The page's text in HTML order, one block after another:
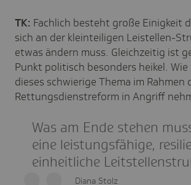
TK: Fachlich besteht große Einigkeit
sich an der kleinteiligen Leistellen-
etwas ändern muss. Gleichzeitig ist
Punkt politisch besonders heikel. Wie
dieses schwierige Thema im Rahmen
Rettungsdienstreform in Angriff
Was am Ende stehen
eine leistungsfähige,
einheitliche
Diana Stolz